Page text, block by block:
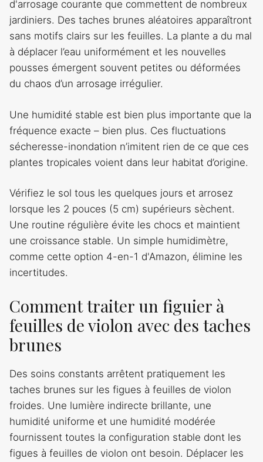
d'arrosage courante que commettent de nombreux
jardiniers. Des taches brunes aléatoires apparaîtront
sans motifs clairs sur les feuilles. La plante a du mal
à déplacer l’eau uniformément et les nouvelles
pousses émergent souvent petites ou déformées
du chaos d’un arrosage irrégulier.
Une humidité stable est bien plus importante que la
fréquence exacte – bien plus. Ces fluctuations
sécheresse-inondation n’imitent rien de ce que ces
plantes tropicales voient dans leur habitat d’origine.
Vérifiez le sol tous les quelques jours et arrosez
lorsque les 2 pouces (5 cm) supérieurs sèchent.
Une routine régulière évite les chocs et maintient
une croissance stable. Un simple humidimètre,
comme cette option 4-en-1 d'Amazon, élimine les
incertitudes.
Comment traiter un figuier à
feuilles de violon avec des taches
brunes
Des soins constants arrêtent pratiquement les
taches brunes sur les figues à feuilles de violon
froides. Une lumière indirecte brillante, une
humidité uniforme et une humidité modérée
fournissent toutes la configuration stable dont les
figues à feuilles de violon ont besoin. Déplacer les